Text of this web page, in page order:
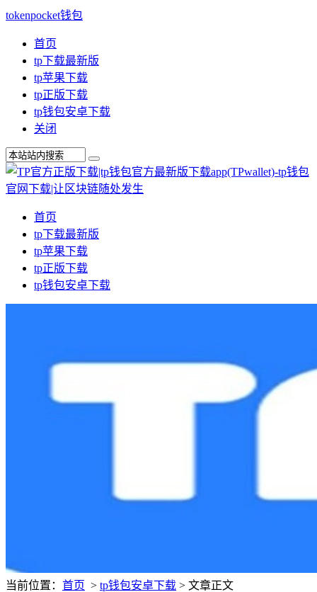
tokenpocket钱包
首页
tp下载最新版
tp苹果下载
tp正版下载
tp钱包安卓下载
关闭
首页
tp下载最新版
tp苹果下载
tp正版下载
tp钱包安卓下载
当前位置： 首页 > tp钱包安卓下载 > 文章正文